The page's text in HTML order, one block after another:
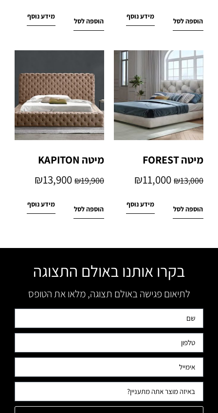
הוספה לסל
מידע נוסף
הוספה לסל
מידע נוסף
מיטה FOREST
₪13,000
₪11,000
הוספה לסל
מידע נוסף
מיטה KAPITON
₪19,900
₪13,900
הוספה לסל
מידע נוסף
בקרו אותנו באולם התצוגה
לתיאום פגישה באולם תצוגה, מלאו את הטופס